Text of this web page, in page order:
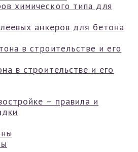
анкеров для бетона
в строительстве и его
– правила и